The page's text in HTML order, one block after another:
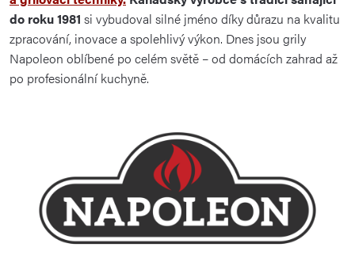
í
p
r
v
ý
p
i
s
u
do roku 1981 si vybudoval silné jméno díky důrazu na kvalitu
zpracování, inovace a spolehlivý výkon. Dnes jsou grily
Napoleon oblíbené po celém světě – od domácích zahrad až
po profesionální kuchyně.